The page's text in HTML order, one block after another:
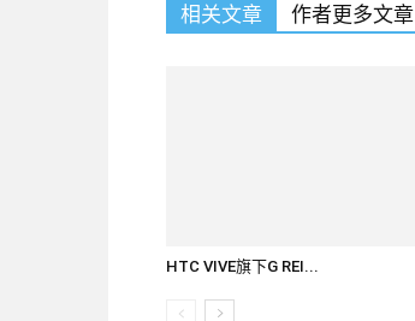
相关文章 作者更多文章
HTC VIVE旗下G REI...